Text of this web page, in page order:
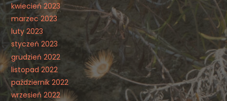
kwiecień 2023
marzec 2023
luty 2023
styczeń 2023
grudzień 2022
listopad 2022
październik 2022
wrzesień 2022